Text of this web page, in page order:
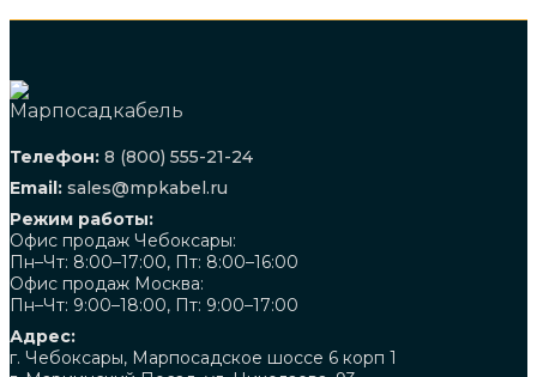
Телефон: 8 (800) 555-21-24
Email: sales@mpkabel.ru
Режим работы:
Офис продаж Чебоксары:
Пн–Чт: 8:00–17:00, Пт: 8:00–16:00
Офис продаж Москва:
Пн–Чт: 9:00–18:00, Пт: 9:00–17:00
Адрес:
г. Чебоксары, Марпосадское шоссе 6 корп 1